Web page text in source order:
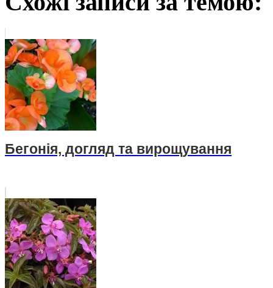
Бегонія, догляд та вирощування